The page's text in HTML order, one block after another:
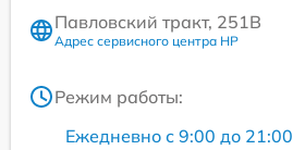
Павловский тракт, 251В
Адрес сервисного центра HP
Режим работы:
Ежедневно с 9:00 до 21:00